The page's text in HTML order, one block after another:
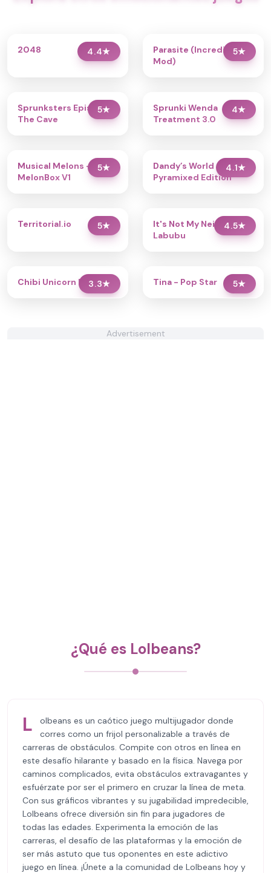
4.4★
2048 5★
Parasite (Incredibox
Mod)
5★
Sprunksters Episode 2:
The Cave
4★
Sprunki Wenda
Treatment 3.0
5★
Musical Melons –
MelonBox V1
4.1★
Dandy’s World
Pyramixed Edition
5★
Territorial.io 4.5★
It's Not My Neighbor:
Labubu
3.3★
Chibi Unicorn Dress Up 5★
Tina - Pop Star
Advertisement
¿Qué es Lolbeans?
L
olbeans es un caótico juego multijugador donde
corres como un frijol personalizable a través de
carreras de obstáculos. Compite con otros en línea en
este desafío hilarante y basado en la física. Navega por
caminos complicados, evita obstáculos extravagantes y
esfuérzate por ser el primero en cruzar la línea de meta.
Con sus gráficos vibrantes y su jugabilidad impredecible,
Lolbeans ofrece diversión sin fin para jugadores de
todas las edades. Experimenta la emoción de las
carreras, el desafío de las plataformas y la emoción de
ser más astuto que tus oponentes en este adictivo
juego en línea. ¡Únete a la comunidad de Lolbeans hoy y